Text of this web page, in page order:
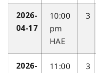
2026-
04-17
10:00
pm
HAE
3
2026-
11:00
3